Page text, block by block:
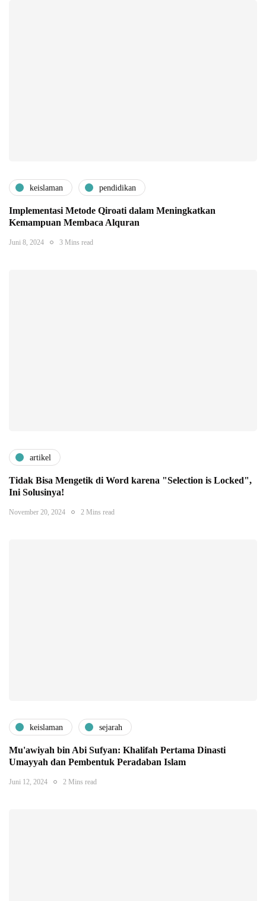
keislaman pendidikan
Implementasi Metode Qiroati dalam Meningkatkan
Kemampuan Membaca Alquran
Juni 8, 2024 3 Mins read
artikel
Tidak Bisa Mengetik di Word karena "Selection is Locked",
Ini Solusinya!
November 20, 2024 2 Mins read
keislaman sejarah
Mu'awiyah bin Abi Sufyan: Khalifah Pertama Dinasti
Umayyah dan Pembentuk Peradaban Islam
Juni 12, 2024 2 Mins read